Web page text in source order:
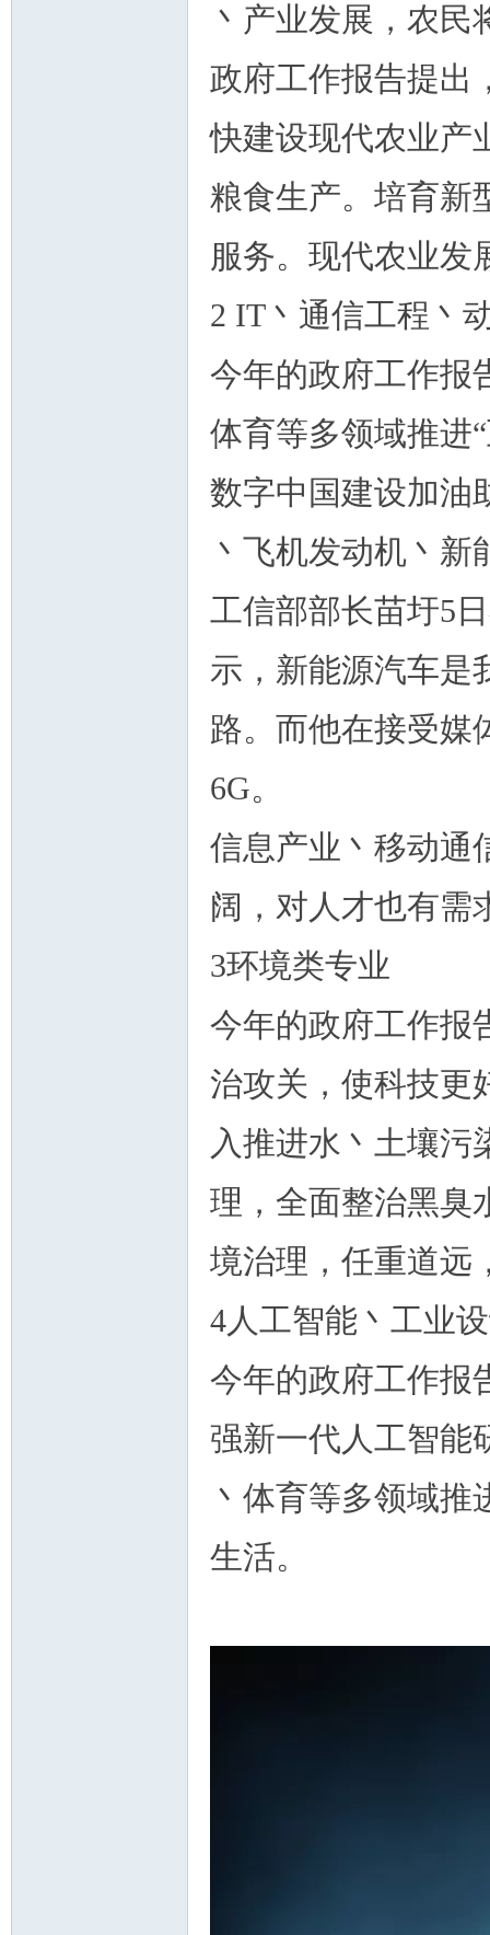
丶产业发展，农
政府工作报告提出
快建设现代农业产
粮食生产。培育新
服务。现代农业发
2 IT丶通信工程丶
今年的政府工作报
体育等多领域推进
数字中国建设加油
丶飞机发动机丶
工信部部长苗圩5
示，新能源汽车是
路。而他在接受媒
6G。
信息产业丶移动通
阔，对人才也有需
3环境类专业
今年的政府工作报
治攻关，使科技更
入推进水丶土壤污
理，全面整治黑臭
境治理，任重道远
4人工智能丶工业
今年的政府工作报
强新一代人工智能
丶体育等多领域推
生活。